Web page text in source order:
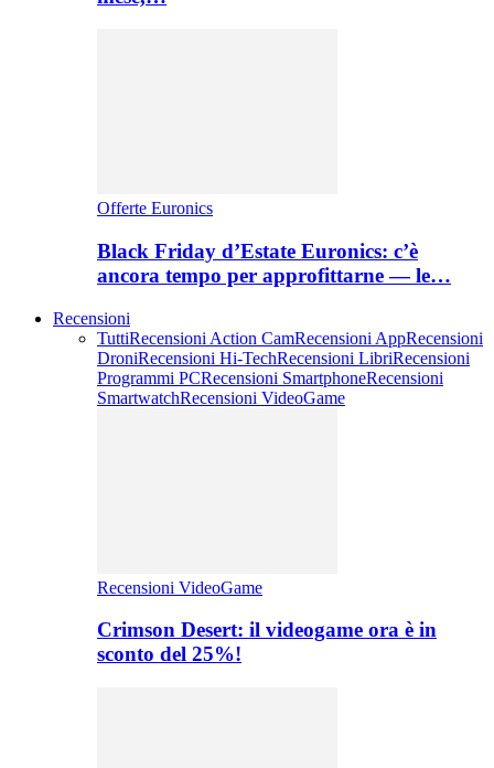
Offerte Euronics
Black Friday d’Estate Euronics: c’è
ancora tempo per approfittarne — le…
Recensioni
TuttiRecensioni Action CamRecensioni AppRecensioni
DroniRecensioni Hi-TechRecensioni LibriRecensioni
Programmi PCRecensioni SmartphoneRecensioni
SmartwatchRecensioni VideoGame
Recensioni VideoGame
Crimson Desert: il videogame ora è in
sconto del 25%!